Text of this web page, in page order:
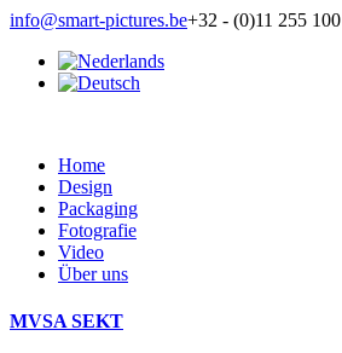
info@smart-pictures.be+32 - (0)11 255 100
Home
Design
Packaging
Fotografie
Video
Über uns
MVSA SEKT